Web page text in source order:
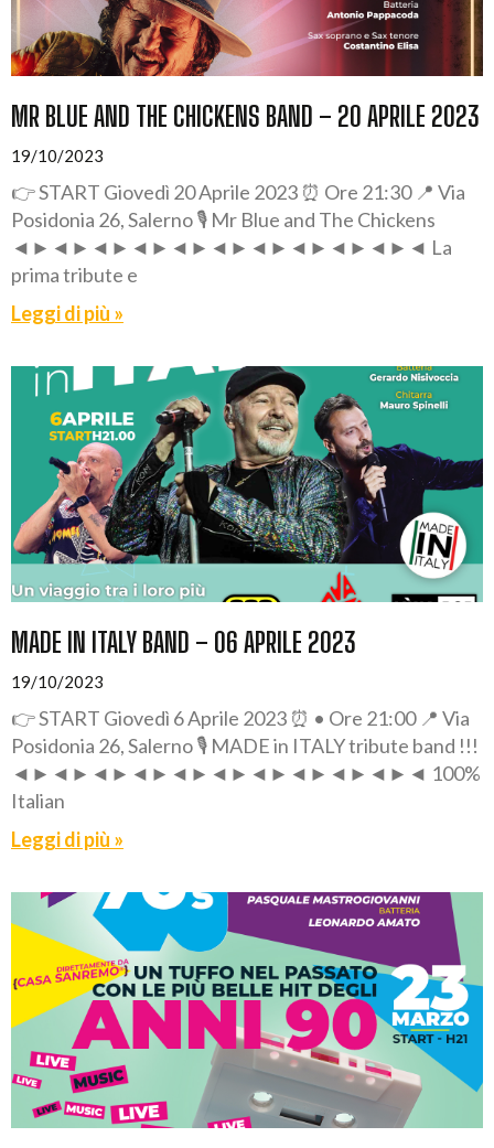
MR BLUE AND THE CHICKENS BAND – 20 APRILE 2023
19/10/2023
👉 START Giovedì 20 Aprile 2023 ⏰ Ore 21:30 📍 Via
Posidonia 26, Salerno 🎙️ Mr Blue and The Chickens
◄►◄►◄►◄►◄►◄►◄►◄►◄►◄►◄ La
prima tribute e
Leggi di più »
MADE IN ITALY BAND – 06 APRILE 2023
19/10/2023
👉 START Giovedì 6 Aprile 2023 ⏰ • Ore 21:00 📍 Via
Posidonia 26, Salerno 🎙️ MADE in ITALY tribute band !!!
◄►◄►◄►◄►◄►◄►◄►◄►◄►◄►◄ 100%
Italian
Leggi di più »